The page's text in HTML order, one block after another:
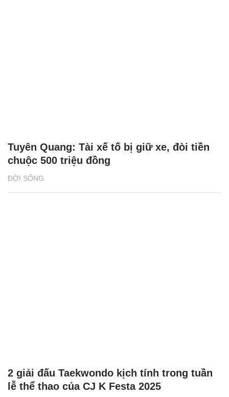
ĐỜI SỐNG
Tuyên Quang: Tài xế tố bị giữ xe, đòi tiền
chuộc 500 triệu đồng
2 giải đấu Taekwondo kịch tính trong tuần
lễ thể thao của CJ K Festa 2025